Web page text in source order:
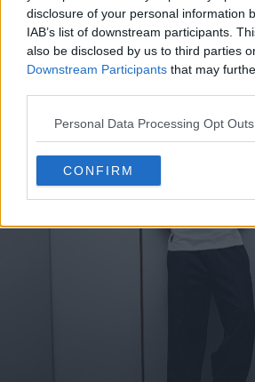
disclosure of your personal information
IAB’s list of downstream participants.
also be disclosed by us to third parties
Downstream Participants that may
Personal Data Processing Opt Outs
CONFIRM